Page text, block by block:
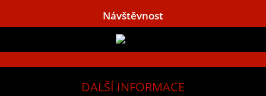
Návštěvnost
DALŠÍ INFORMACE